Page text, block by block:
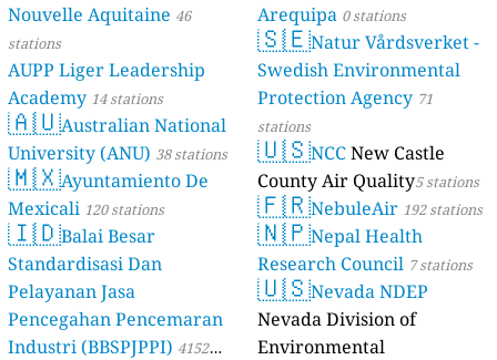
Nouvelle Aquitaine 46
stations
AUPP Liger Leadership
Academy 14 stations
🇦🇺Australian National
University (ANU) 38 stations
🇲🇽Ayuntamiento De
Mexicali 120 stations
🇮🇩Balai Besar
Standardisasi Dan
Pelayanan Jasa
Pencegahan Pencemaran
Industri (BBSPJPPI) 4152
Arequipa 0 stations
🇸🇪Natur Vårdsverket -
Swedish Environmental
Protection Agency 71
stations
🇺🇸NCCNew Castle
County Air Quality5 stations
🇫🇷NebuleAir 192 stations
🇳🇵Nepal Health
Research Council 7 stations
🇺🇸Nevada NDEP
Nevada Division of
Environmental